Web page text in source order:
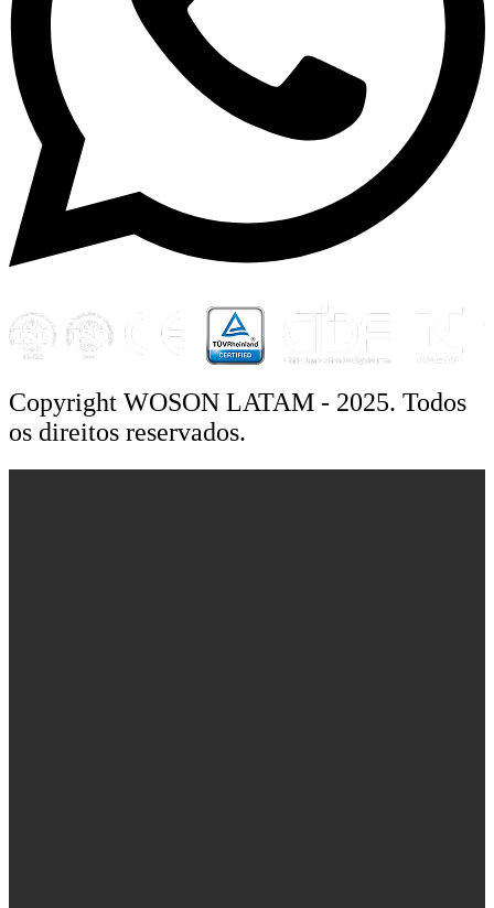
Copyright WOSON LATAM - 2025. Todos
os direitos reservados.